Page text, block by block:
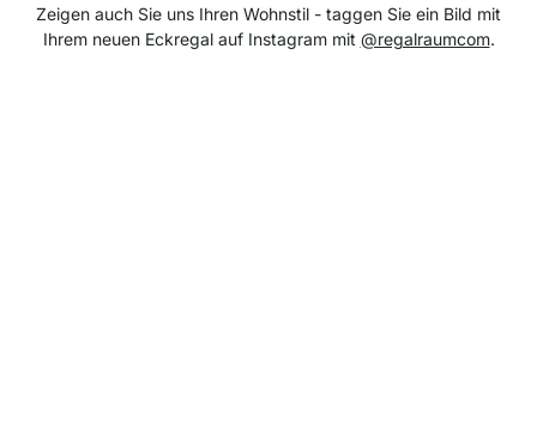
Zeigen auch Sie uns Ihren Wohnstil - taggen Sie ein Bild mit
Ihrem neuen Eckregal auf Instagram mit @regalraumcom.